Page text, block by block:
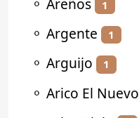
1
⚬ Argente 1
⚬ Arguijo 1
⚬ Arico El Nuevo